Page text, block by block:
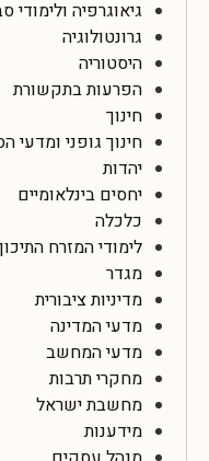
גיאוגרפיה ולימודי
גרונטולוגיה
היסטוריה
הפרעות בתקשורת
חינוך
חינוך גופני ומדעי
יהדות
יחסים בינלאומיים
כלכלה
לימודי המזרח התיכון
מגדר
מדיניות ציבורית
מדעי המדינה
מדעי המחשב
מחקרי תרבות
מחשבת ישראל
מידענות